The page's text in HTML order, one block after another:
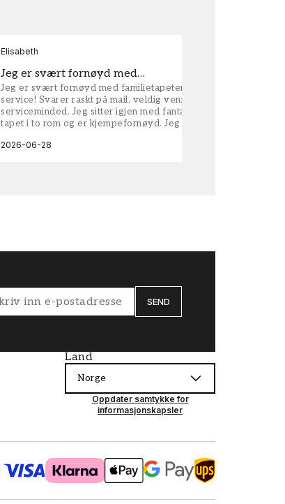
Elisabeth
Jeg er svært fornøyd med…
Jeg er svært fornøyd med familietapeter. Maken til
service! Svarer raskt på mail, veldig vennlige og
serviceminded. Jeg sitter igjen med fantastisk fin
tapet i to rom og er kjempefornøyd. Jeg anbefaler
2026-06-28
SEND
Land
Norge
Oppdater samtykke for
informasjonskapsler